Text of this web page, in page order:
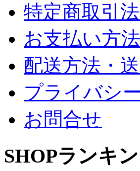
特定商取引
お支払い方法
配送方法・
プライバシ
お問合せ
SHOPランキ